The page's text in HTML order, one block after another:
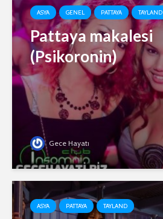
ASYA GENEL PATTAYA TAYLAND
Pattaya makalesi
(Psikoronin)
Gece Hayatı
ASYA PATTAYA TAYLAND